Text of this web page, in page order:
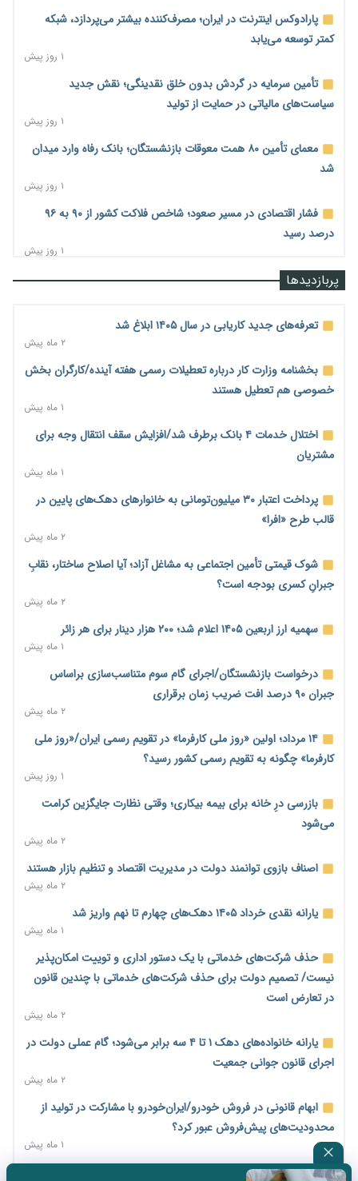
پارادوکس اینترنت در ایران؛ مصرف‌کننده بیشتر می‌پردازد، شبکه
کمتر توسعه می‌یابد
۱ روز پیش
تأمین سرمایه در گردش بدون خلق نقدینگی؛ نقش جدید
سیاست‌های مالیاتی در حمایت از تولید
۱ روز پیش
معمای تأمین ۸۰ همت معوقات بازنشستگان؛ بانک رفاه وارد میدان
شد
۱ روز پیش
فشار اقتصادی در مسیر صعود؛ شاخص فلاکت کشور از ۹۰ به ۹۶
درصد رسید
۱ روز پیش
رشد ۷۵ هزار میلیاردی بازار خرید اعتباری؛ فین‌تک‌ها وارد میدان
آغاز اجرای پایلوت «ردا کارت» برای دانشجویان تحصیلات تکمیلی
۱ روز پیش
محدودیت تازه برای شبکه بانکی؛ افزایش سپرده قانونی با هدف
کنترل تورم
۱ روز پیش
ترمز تولید خودرو کشیده شد؛ افت ۲۵ درصدی تیراژ ایران‌خودرو،
سایپا و پارس‌خودرو
۱ روز پیش
بنگاه‌داری بانک‌ها؛ مانع بزرگ خانه‌دار شدن مستأجران
نماینده مجلس: توسعه مرزهای زمینی به راهبرد تأمین کالاهای
اساسی تبدیل شود
۱ روز پیش
خانه کارگر قزوین: شکاف دستمزد و هزینه معیشت هر روز عمیق‌تر
می‌شود
۱ روز پیش
رئیس سازمان امور مالیاتی: بلاگرهای پردرآمد مشمول پرداخت
مالیات هستند
۱ روز پیش
پیش‌بینی افزایش تولید برنج؛ نیاز وارداتی کشور به ۵۰۰ هزار تن
کاهش می‌یابد
۱ روز پیش
امضای تفاهم‌نامه تجاری ایران و پاکستان؛ هدف‌گذاری تجارت ۱۰
اختیارات جدید گمرکات برای تمدید ورود موقت کالا و خودرو تا
پایان شهریور ابلاغ شد
۱ روز پیش
مرحله سیزدهم کالابرگ در سایه تورم؛ قدرت خرید یارانه یک‌میلیونی
۱۴ مرداد؛ اولین «روز ملی کارفرما» در تقویم رسمی ایران/«روز ملی
کارفرما» چگونه به تقویم رسمی کشور رسید؟
۱ روز پیش
پربازدیدها
تعرفه‌های جدید کاریابی در سال ۱۴۰۵ ابلاغ شد
۲ ماه پیش
بخشنامه وزارت کار درباره تعطیلات رسمی هفته آینده/کارگران بخش
خصوصی هم تعطیل هستند
۱ ماه پیش
اختلال خدمات ۴ بانک برطرف شد/افزایش سقف انتقال وجه برای
مشتریان
۱ ماه پیش
پرداخت اعتبار ۳۰ میلیون‌تومانی به خانوارهای دهک‌های پایین در
قالب طرح «افرا»
۲ ماه پیش
شوک قیمتی تأمین اجتماعی به مشاغل آزاد؛ آیا اصلاح ساختار، نقابِ
جبرانِ کسری بودجه است؟
۲ ماه پیش
سهمیه ارز اربعین ۱۴۰۵ اعلام شد؛ ۲۰۰ هزار دینار برای هر زائر
۱ ماه پیش
درخواست بازنشستگان/اجرای گام سوم متناسب‌سازی براساس
جبران ۹۰ درصد افت ضریب زمان برقراری
۲ ماه پیش
۱۴ مرداد؛ اولین «روز ملی کارفرما» در تقویم رسمی ایران/«روز ملی
کارفرما» چگونه به تقویم رسمی کشور رسید؟
۱ روز پیش
بازرسی درِ خانه برای بیمه بیکاری؛ وقتی نظارت جایگزین کرامت
می‌شود
۲ ماه پیش
اصناف بازوی توانمند دولت در مدیریت اقتصاد و تنظیم بازار هستند
۲ ماه پیش
یارانه نقدی خرداد ۱۴۰۵ دهک‌های چهارم تا نهم واریز شد
۱ ماه پیش
حذف شرکت‌های خدماتی با یک دستور اداری و توییت امکان‌پذیر
نیست/ تصمیم دولت برای حذف شرکت‌های خدماتی با چندین قانون
در تعارض است
۲ ماه پیش
یارانه خانواده‌های دهک ۱ تا ۴ سه برابر می‌شود؛ گام عملی دولت در
اجرای قانون جوانی جمعیت
۲ ماه پیش
ابهام قانونی در فروش خودرو/ایران‌خودرو با مشارکت در تولید از
محدودیت‌های پیش‌فروش عبور کرد؟
۱ ماه پیش
سه نماد جدید اخزا در فرابورس پذیرش شد